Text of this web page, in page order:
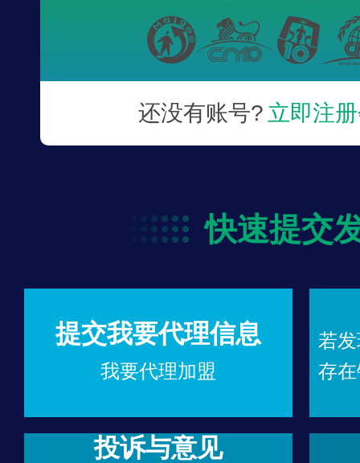
还没有账号? 立即注
快速提交
提交我要代理信息
我要代理加盟
若
存
投诉与意见